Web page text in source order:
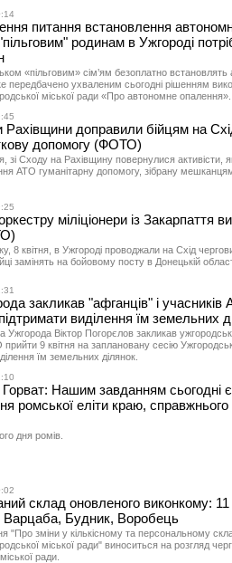
питання встановлення
родинам в Ужгороді
«пільговим» сім’ям безоплатно
передбачено ухваленим сьогодні рішенням
міської ради «Про автономне опалення».
Рахівщини доправили бійцям на
допомогу (ФОТО)
зі Сходу на Рахівщину повернулися активісти,
АТО гуманітарну допомогу, зібрану
міліціонери із Закарпаття
8 квітня, в Ужгороді проводжали на Схід
замінять на бойовому посту в Донецькій
закликав "афганців" і учасників
виділення їм земельних
Ужгорода Віктор Погорєлов закликав
9 квітня на заплановану сесію
їм земельних ділянок.
Нашим завданням сьогодні є
ромської еліти краю,
дня ромів.
склад оновленого виконкому: 11
Варцаба, Будник, Воробець
"Про зміни у кількісному та персональному
міської ради" виноситься на розгляд
ради.